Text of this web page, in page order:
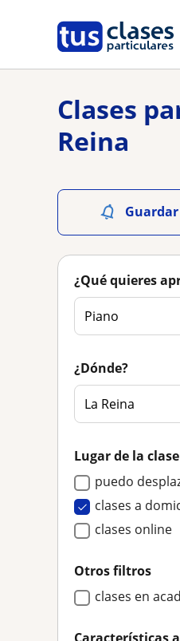
Clases
Reina
¿Qué quieres
¿Dónde?
Lugar de la clase
puedo
clases a
clases online
Otros filtros
clases en